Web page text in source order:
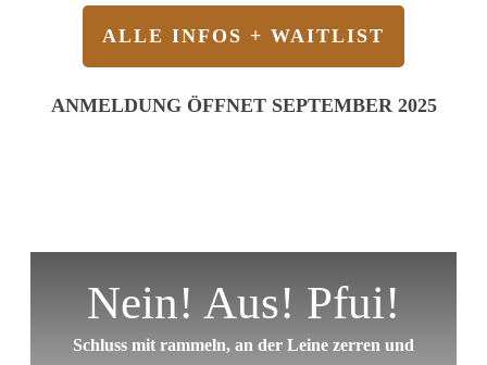
ALLE INFOS + WAITLIST
ANMELDUNG ÖFFNET SEPTEMBER 2025
Nein! Aus! Pfui!
Schluss mit rammeln, an der Leine zerren und